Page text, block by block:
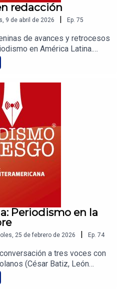
redacción
9 de abril de 2026 | Ep. 75
de avances y retrocesos
en América Latina.
Rock nos cuentan su
en los medios con el papel
Periodismo en la
25 de febrero de 2026 | Ep. 74
a tres voces con
(César Batiz, León
Balbi) que ven con
pasa en su país y que